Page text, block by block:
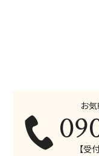
お
【